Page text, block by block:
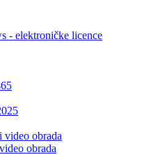
- elektroničke licence
video obrada
obrada